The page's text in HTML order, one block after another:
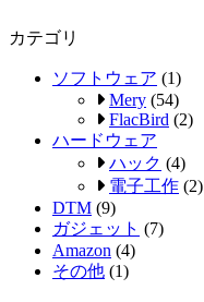
カテゴリ
ソフトウェア (1)
Mery (54)
FlacBird (2)
ハードウェア
ハック (4)
電子工作 (2)
DTM (9)
ガジェット (7)
Amazon (4)
その他 (1)